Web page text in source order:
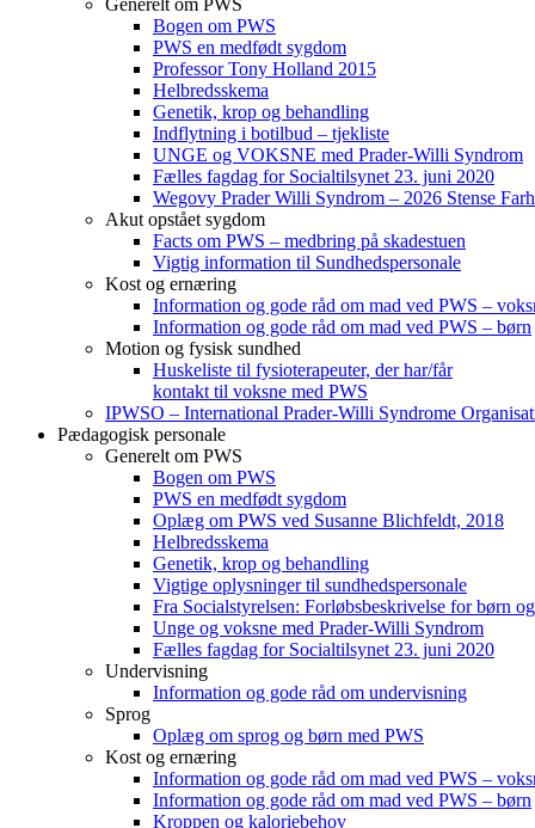
Generelt om PWS
Bogen om PWS
PWS en medfødt sygdom
Professor Tony Holland 2015
Helbredsskema
Genetik, krop og behandling
Indflytning i botilbud – tjekliste
UNGE og VOKSNE med Prader-Willi Syndrom
Fælles fagdag for Socialtilsynet 23. juni 2020
Wegovy Prader Willi Syndrom – 2026 Stense
Akut opstået sygdom
Facts om PWS – medbring på skadestuen
Vigtig information til Sundhedspersonale
Kost og ernæring
Information og gode råd om mad ved PWS –
Information og gode råd om mad ved PWS – børn
Motion og fysisk sundhed
Huskeliste til fysioterapeuter, der har/får
kontakt til voksne med PWS
IPWSO – International Prader-Willi Syndrome
Pædagogisk personale
Generelt om PWS
Bogen om PWS
PWS en medfødt sygdom
Oplæg om PWS ved Susanne Blichfeldt, 2018
Helbredsskema
Genetik, krop og behandling
Vigtige oplysninger til sundhedspersonale
Fra Socialstyrelsen: Forløbsbeskrivelse for børn
Unge og voksne med Prader-Willi Syndrom
Fælles fagdag for Socialtilsynet 23. juni 2020
Undervisning
Information og gode råd om undervisning
Sprog
Oplæg om sprog og børn med PWS
Kost og ernæring
Information og gode råd om mad ved PWS –
Information og gode råd om mad ved PWS – børn
Kroppen og kaloriebehov